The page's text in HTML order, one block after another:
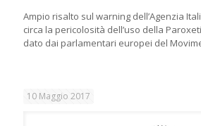
Ampio risalto sul warning dell’Agenzia
circa la pericolosità dell’uso della
dato dai parlamentari europei del
10 Maggio 2017